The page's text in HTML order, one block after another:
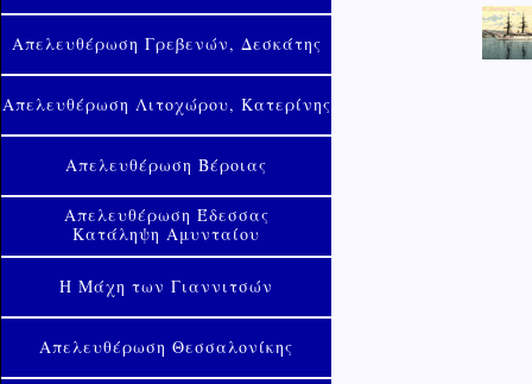
Απελευθέρωση Γρεβενών, Δεσκάτης
Απελευθέρωση Λιτοχώρου, Κατερίνης
Απελευθέρωση Βέροιας
Απελευθέρωση Έδεσσας
Κατάληψη Αμυνταίου
Η Μάχη των Γιαννιτσών
Απελευθέρωση Θεσσαλονίκης